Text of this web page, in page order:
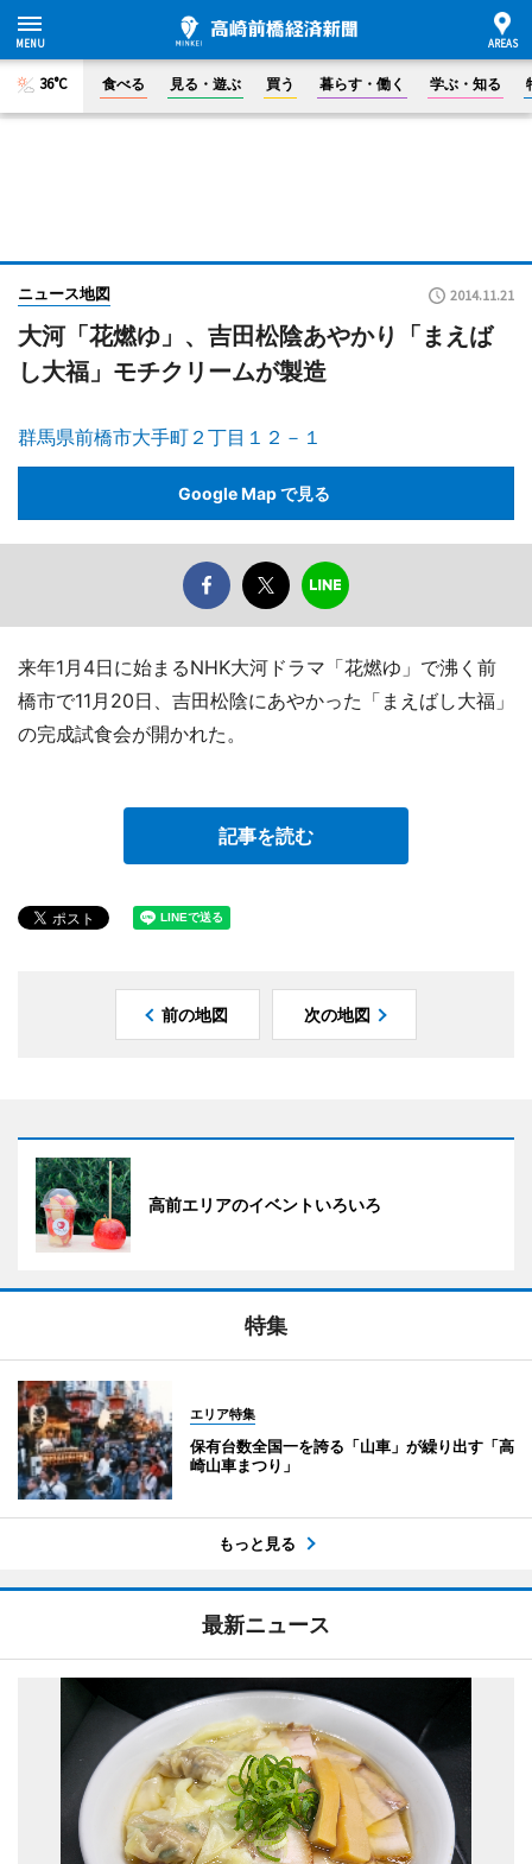
36°C 食べる 見る・遊ぶ 買う 暮らす・働く 学ぶ・知る
ニュース地図 2014.11.21
大河「花燃ゆ」、吉田松陰あやかり「まえば
し大福」モチクリームが製造
群馬県前橋市大手町２丁目１２－１
Google Map で見る
来年1月4日に始まるNHK大河ドラマ「花燃ゆ」で沸く前
橋市で11月20日、吉田松陰にあやかった「まえばし大福」
の完成試食会が開かれた。
記事を読む
前の地図 次の地図
高前エリアのイベントいろいろ
特集
エリア特集
保有台数全国一を誇る「山車」が繰り出す「高
崎山車まつり」
もっと見る
最新ニュース